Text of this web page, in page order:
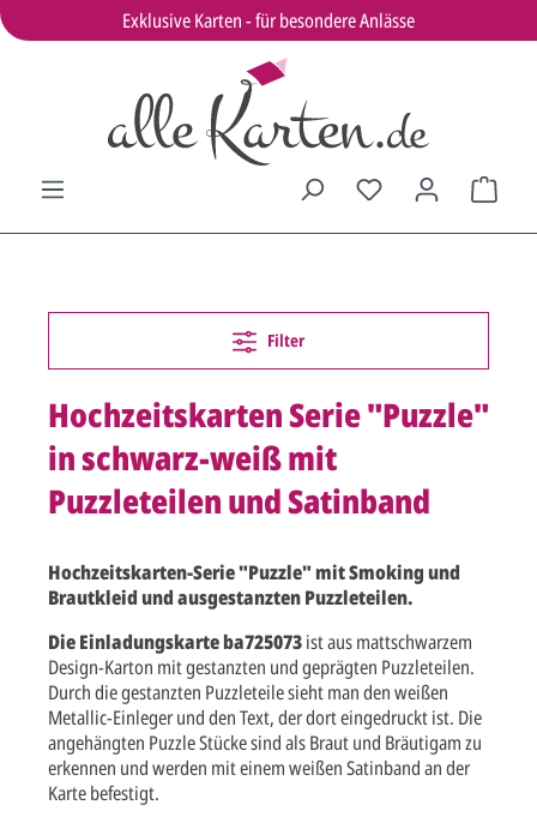
Exklusive Karten - für besondere Anlässe
Filter
Hochzeitskarten Serie "Puzzle"
in schwarz-weiß mit
Puzzleteilen und Satinband
Hochzeitskarten-Serie "Puzzle" mit Smoking und
Brautkleid und ausgestanzten Puzzleteilen.
Die Einladungskarte ba725073ist aus mattschwarzem
Design-Karton mit gestanzten und geprägten Puzzleteilen.
Durch die gestanzten Puzzleteile sieht man den weißen
Metallic-Einleger und den Text, der dort eingedruckt ist. Die
angehängten Puzzle Stücke sind als Braut und Bräutigam zu
erkennen und werden mit einem weißen Satinband an der
Karte befestigt.